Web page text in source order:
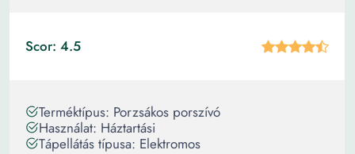
Scor: 4.5
Terméktípus: Porzsákos porszívó
Használat: Háztartási
Tápellátás típusa: Elektromos